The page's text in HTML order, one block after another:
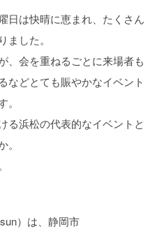
日は快晴に恵まれ、たくさん
した。
、会を重ねるごとに来場者も
などとても賑やかなイベント
る浜松の代表的なイベントと
）は、静岡市